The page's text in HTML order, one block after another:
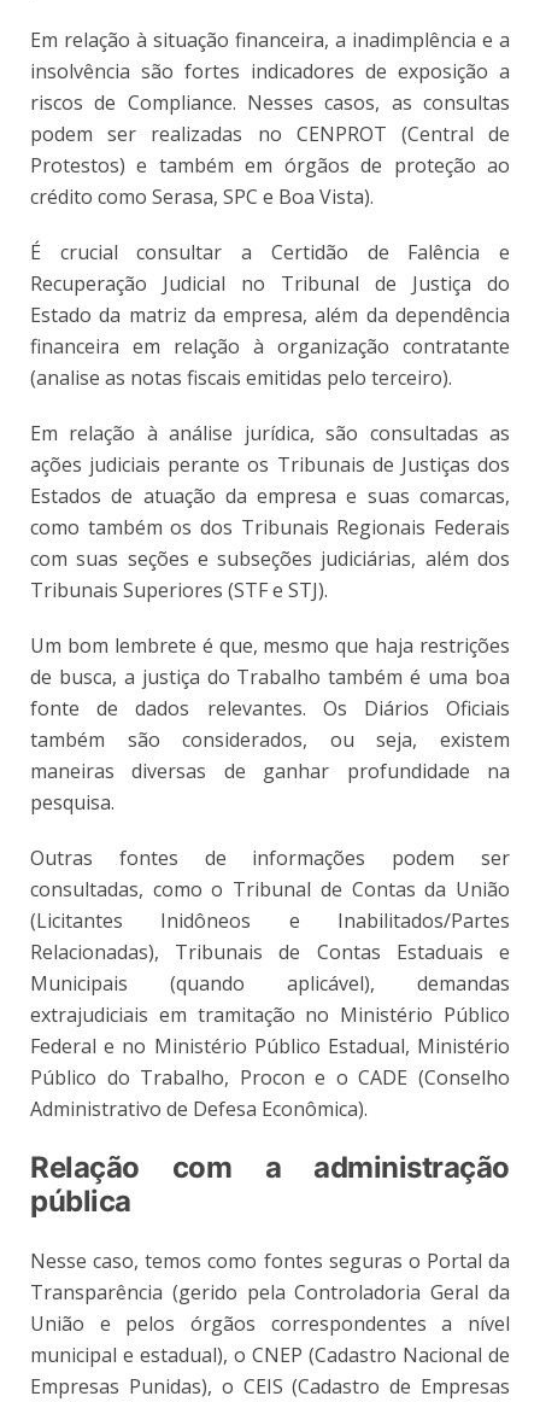
Em relação à situação financeira, a inadimplência e a
insolvência são fortes indicadores de exposição a
riscos de Compliance. Nesses casos, as consultas
podem ser realizadas no CENPROT (Central de
Protestos) e também em órgãos de proteção ao
crédito como Serasa, SPC e Boa Vista).
É crucial consultar a Certidão de Falência e
Recuperação Judicial no Tribunal de Justiça do
Estado da matriz da empresa, além da dependência
financeira em relação à organização contratante
(analise as notas fiscais emitidas pelo terceiro).
Em relação à análise jurídica, são consultadas as
ações judiciais perante os Tribunais de Justiças dos
Estados de atuação da empresa e suas comarcas,
como também os dos Tribunais Regionais Federais
com suas seções e subseções judiciárias, além dos
Tribunais Superiores (STF e STJ).
Um bom lembrete é que, mesmo que haja restrições
de busca, a justiça do Trabalho também é uma boa
fonte de dados relevantes. Os Diários Oficiais
também são considerados, ou seja, existem
maneiras diversas de ganhar profundidade na
pesquisa.
Outras fontes de informações podem ser
consultadas, como o Tribunal de Contas da União
(Licitantes Inidôneos e Inabilitados/Partes
Relacionadas), Tribunais de Contas Estaduais e
Municipais (quando aplicável), demandas
extrajudiciais em tramitação no Ministério Público
Federal e no Ministério Público Estadual, Ministério
Público do Trabalho, Procon e o CADE (Conselho
Administrativo de Defesa Econômica).
Relação com a administração
pública
Nesse caso, temos como fontes seguras o Portal da
Transparência (gerido pela Controladoria Geral da
União e pelos órgãos correspondentes a nível
municipal e estadual), o CNEP (Cadastro Nacional de
Empresas Punidas), o CEIS (Cadastro de Empresas